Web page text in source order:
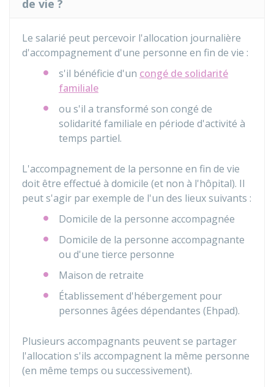
de vie ?
Le salarié peut percevoir l'allocation journalière
d'accompagnement d'une personne en fin de vie :
s'il bénéficie d'un congé de solidarité
familiale
ou s'il a transformé son congé de
solidarité familiale en période d'activité à
temps partiel.
L'accompagnement de la personne en fin de vie
doit être effectué à domicile (et non à l'hôpital). Il
peut s'agir par exemple de l'un des lieux suivants :
Domicile de la personne accompagnée
Domicile de la personne accompagnante
ou d'une tierce personne
Maison de retraite
Établissement d'hébergement pour
personnes âgées dépendantes (Ehpad).
Plusieurs accompagnants peuvent se partager
l'allocation s'ils accompagnent la même personne
(en même temps ou successivement).